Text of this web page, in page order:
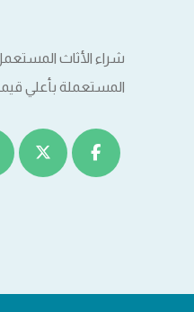
شراء الأثاث
المستعملة بأعلي